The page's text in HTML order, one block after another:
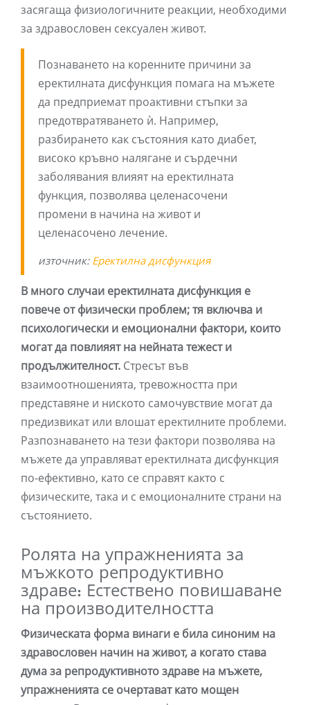
засягаща физиологичните реакции, необходими
за здравословен сексуален живот.
Познаването на коренните причини за
еректилната дисфункция помага на мъжете
да предприемат проактивни стъпки за
предотвратяването ѝ. Например,
разбирането как състояния като диабет,
високо кръвно налягане и сърдечни
заболявания влияят на еректилната
функция, позволява целенасочени
промени в начина на живот и
целенасочено лечение.
източник: Еректилна дисфункция
В много случаи еректилната дисфункция е
повече от физически проблем; тя включва и
психологически и емоционални фактори, които
могат да повлияят на нейната тежест и
продължителност. Стресът във
взаимоотношенията, тревожността при
представяне и ниското самочувствие могат да
предизвикат или влошат еректилните проблеми.
Разпознаването на тези фактори позволява на
мъжете да управляват еректилната дисфункция
по-ефективно, като се справят както с
физическите, така и с емоционалните страни на
състоянието.
Ролята на упражненията за
мъжкото репродуктивно
здраве: Естествено повишаване
на производителността
Физическата форма винаги е била синоним на
здравословен начин на живот, а когато става
дума за репродуктивното здраве на мъжете,
упражненията се очертават като мощен